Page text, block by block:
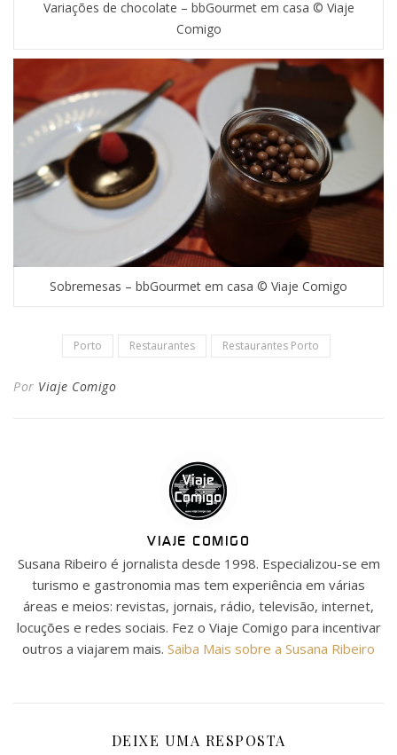
Variações de chocolate – bbGourmet em casa © Viaje
Comigo
Sobremesas – bbGourmet em casa © Viaje Comigo
Porto Restaurantes Restaurantes Porto
Por Viaje Comigo
VIAJE COMIGO
Susana Ribeiro é jornalista desde 1998. Especializou-se em
turismo e gastronomia mas tem experiência em várias
áreas e meios: revistas, jornais, rádio, televisão, internet,
locuções e redes sociais. Fez o Viaje Comigo para incentivar
outros a viajarem mais. Saiba Mais sobre a Susana Ribeiro
DEIXE UMA RESPOSTA